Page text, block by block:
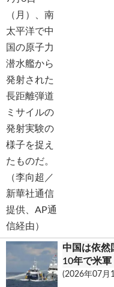
中国は依
10年で米軍
(2026年07月